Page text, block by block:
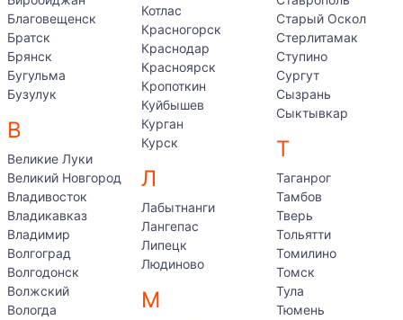
Благовещенск
Братск
Брянск
Бугульма
Бузулук
В
Великие Луки
Великий Новгород
Владивосток
Владикавказ
Владимир
Волгоград
Волгодонск
Волжский
Вологда
Котлас
Красногорск
Краснодар
Красноярск
Кропоткин
Куйбышев
Курган
Курск
Л
Лабытнанги
Лангепас
Липецк
Людиново
М
Старый Оскол
Стерлитамак
Ступино
Сургут
Сызрань
Сыктывкар
Т
Таганрог
Тамбов
Тверь
Тольятти
Томилино
Томск
Тула
Тюмень